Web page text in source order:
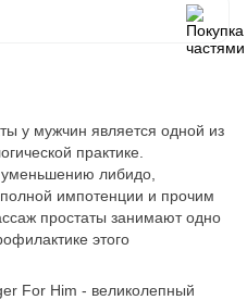
у мужчин является одной из
практике.
уменьшению либидо,
импотенции и прочим
простаты занимают одно
этого
For Him - великолепный